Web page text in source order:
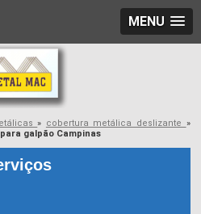
MENU
» cobertura metálica deslizante »
galpão Campinas